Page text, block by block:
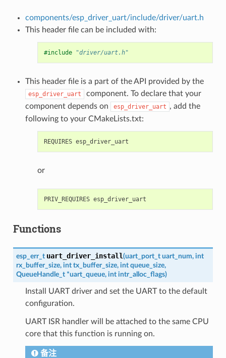
components/esp_driver_uart/include/driver/uart.h
This header file can be included with:
#include "driver/uart.h"
This header file is a part of the API provided by the
esp_driver_uart
component. To declare that your
component depends on
esp_driver_uart , add the
following to your CMakeLists.txt:
or
Functions
esp_err_t uart_driver_install(uart_port_t uart_num, int
rx_buffer_size, int tx_buffer_size, int queue_size,
QueueHandle_t *uart_queue, int intr_alloc_flags)
Install UART driver and set the UART to the default
configuration.
UART ISR handler will be attached to the same CPU
core that this function is running on.
备注